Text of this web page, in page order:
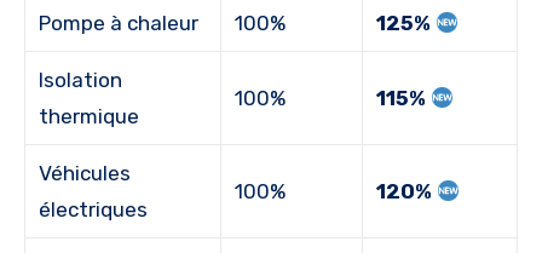
Pompe à chaleur 100% 125%
Isolation
thermique
100% 115%
Véhicules
électriques
100% 120%